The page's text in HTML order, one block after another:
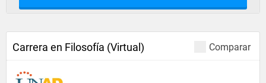
Comparar
Carrera en Filosofía (Virtual)